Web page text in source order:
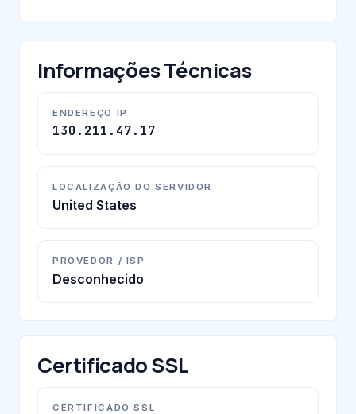
Informações Técnicas
ENDEREÇO IP
130.211.47.17
LOCALIZAÇÃO DO SERVIDOR
United States
PROVEDOR / ISP
Desconhecido
Certificado SSL
CERTIFICADO SSL